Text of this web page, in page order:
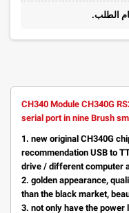
CH340 Module CH340G
serial port in nine Brush
1. new original CH340G
recommendation USB to
drive / different computer
2. golden appearance,
than the black market,
3. not only have the power